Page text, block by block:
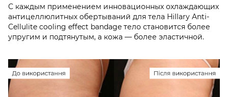
С каждым применением инновационных охлаждающих
антицеллюлитных обертываний для тела Hillary Anti-
Cellulite cooling effect bandage тело становится более
упругим и подтянутым, а кожа — более эластичной.